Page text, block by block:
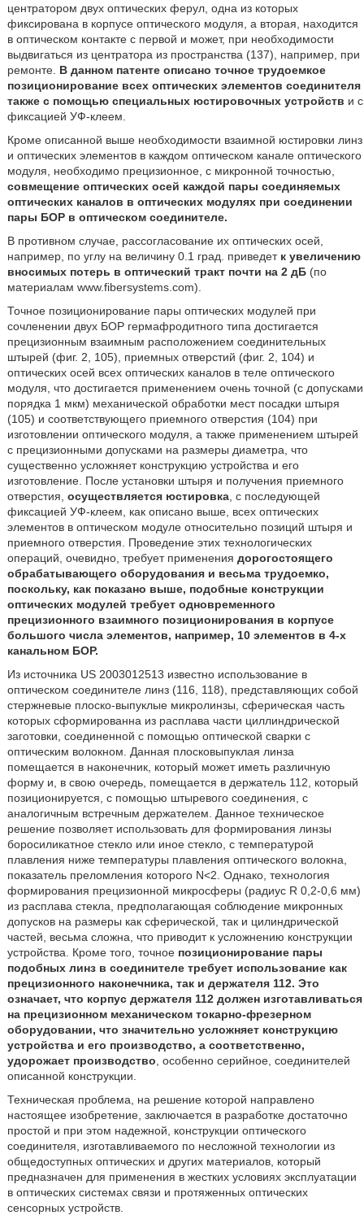
центратором двух оптических ферул, одна из которых
фиксирована в корпусе оптического модуля, а вторая, находится
в оптическом контакте с первой и может, при необходимости
выдвигаться из центратора из пространства (137), например, при
ремонте. В данном патенте описано точное трудоемкое
позиционирование всех оптических элементов соединителя
также с помощью специальных юстировочных устройств и с
фиксацией УФ-клеем.
Кроме описанной выше необходимости взаимной юстировки линз
и оптических элементов в каждом оптическом канале оптического
модуля, необходимо прецизионное, с микронной точностью,
совмещение оптических осей каждой пары соединяемых
оптических каналов в оптических модулях при соединении
пары БОР в оптическом соединителе.
В противном случае, рассогласование их оптических осей,
например, по углу на величину 0.1 град. приведет к увеличению
вносимых потерь в оптический тракт почти на 2 дБ(по
материалам www.fibersystems.com).
Точное позиционирование пары оптических модулей при
сочленении двух БОР гермафродитного типа достигается
прецизионным взаимным расположением соединительных
штырей (фиг. 2, 105), приемных отверстий (фиг. 2, 104) и
оптических осей всех оптических каналов в теле оптического
модуля, что достигается применением очень точной (с допусками
порядка 1 мкм) механической обработки мест посадки штыря
(105) и соответствующего приемного отверстия (104) при
изготовлении оптического модуля, а также применением штырей
с прецизионными допусками на размеры диаметра, что
существенно усложняет конструкцию устройства и его
изготовление. После установки штыря и получения приемного
отверстия, осуществляется юстировка, с последующей
фиксацией УФ-клеем, как описано выше, всех оптических
элементов в оптическом модуле относительно позиций штыря и
приемного отверстия. Проведение этих технологических
операций, очевидно, требует применения дорогостоящего
обрабатывающего оборудования и весьма трудоемко,
поскольку, как показано выше, подобные конструкции
оптических модулей требует одновременного
прецизионного взаимного позиционирования в корпусе
большого числа элементов, например, 10 элементов в 4-х
канальном БОР.
Из источника US 2003012513 известно использование в
оптическом соединителе линз (116, 118), представляющих собой
стержневые плоско-выпуклые микролинзы, сферическая часть
которых сформированна из расплава части циллиндрической
заготовки, соединенной с помощью оптической сварки с
оптическим волокном. Данная плосковыпуклая линза
помещается в наконечник, который может иметь различную
форму и, в свою очередь, помещается в держатель 112, который
позиционируется, с помощью штыревого соединения, с
аналогичным встречным держателем. Данное техническое
решение позволяет использовать для формирования линзы
боросиликатное стекло или иное стекло, с температурой
плавления ниже температуры плавления оптического волокна,
показатель преломления которого N<2. Однако, технология
формирования прецизионной микросферы (радиус R 0,2-0,6 мм)
из расплава стекла, предполагающая соблюдение микронных
допусков на размеры как сферической, так и цилиндрической
частей, весьма сложна, что приводит к усложнению конструкции
устройства. Кроме того, точное позиционирование пары
подобных линз в соединителе требует использование как
прецизионного наконечника, так и держателя 112. Это
означает, что корпус держателя 112 должен изготавливаться
на прецизионном механическом токарно-фрезерном
оборудовании, что значительно усложняет конструкцию
устройства и его производство, а соответственно,
удорожает производство , особенно серийное, соединителей
описанной конструкции.
Техническая проблема, на решение которой направлено
настоящее изобретение, заключается в разработке достаточно
простой и при этом надежной, конструкции оптического
соединителя, изготавливаемого по несложной технологии из
общедоступных оптических и других материалов, который
предназначен для применения в жестких условиях эксплуатации
в оптических системах связи и протяженных оптических
сенсорных устройств.